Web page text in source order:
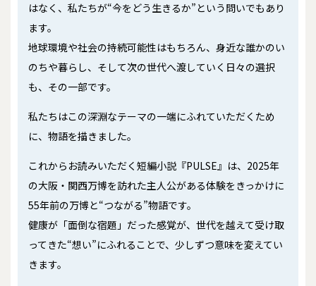
はなく、私たちが“今をどう生きるか”という問いでもあり
ます。
地球環境や社会の持続可能性はもちろん、身近な誰かのい
のちや暮らし、そして次の世代へ渡していく日々の選択
も、その一部です。
私たちはこの深淵なテーマの一端にふれていただくため
に、物語を描きました。
これからお読みいただく短編小説『PULSE』は、2025年
の大阪・関西万博を訪れた主人公がある体験をきっかけに
55年前の万博と“つながる”物語です。
健康が「面倒な宿題」だった感覚が、世代を越えて受け取
ってきた“想い”にふれることで、少しずつ意味を変えてい
きます。